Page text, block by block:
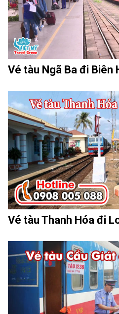
Vé tàu Ngã Ba đi Biên
Vé tàu Thanh Hóa đi